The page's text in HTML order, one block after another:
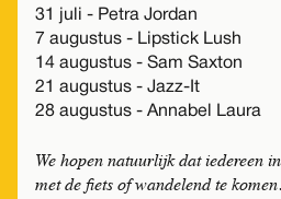
31 juli - Petra Jordan
7 augustus - Lipstick Lush
14 augustus - Sam Saxton
21 augustus - Jazz-It
28 augustus - Annabel Laura
We hopen natuurlijk dat iedereen
met de fiets of wandelend te